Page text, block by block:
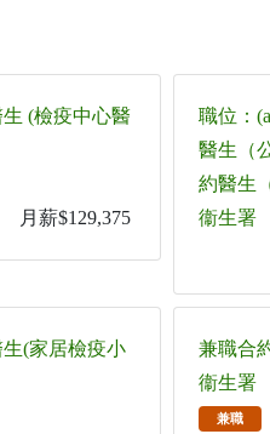
(檢疫中心醫
月薪$129,375
職位：
醫生（
約醫生
衞生署
(家居檢疫小
兼職合
衞生署
兼職